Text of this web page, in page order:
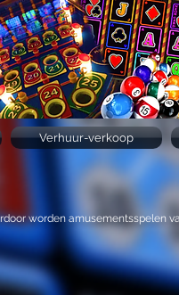
worden amusementsspelen
Verhuur-verkoop